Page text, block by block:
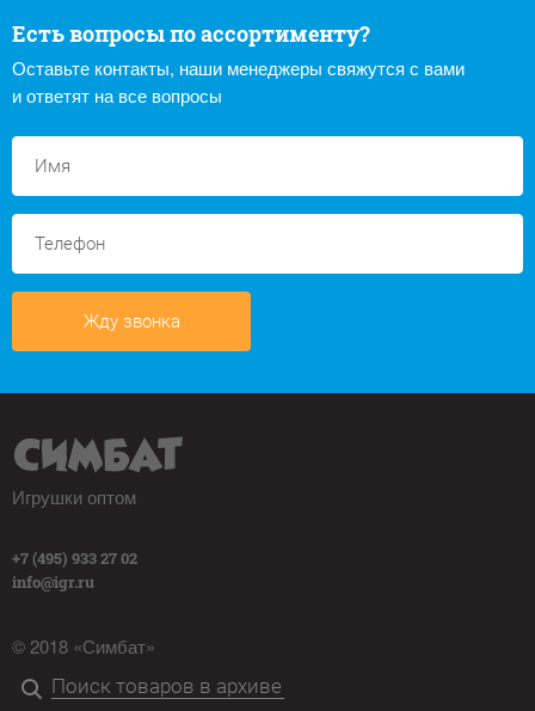
Есть вопросы по ассортименту?
Оставьте контакты, наши менеджеры свяжутся с вами
и ответят на все вопросы
Жду звонка
Игрушки оптом
+7 (495) 933 27 02
info@igr.ru
© 2018 «Симбат»